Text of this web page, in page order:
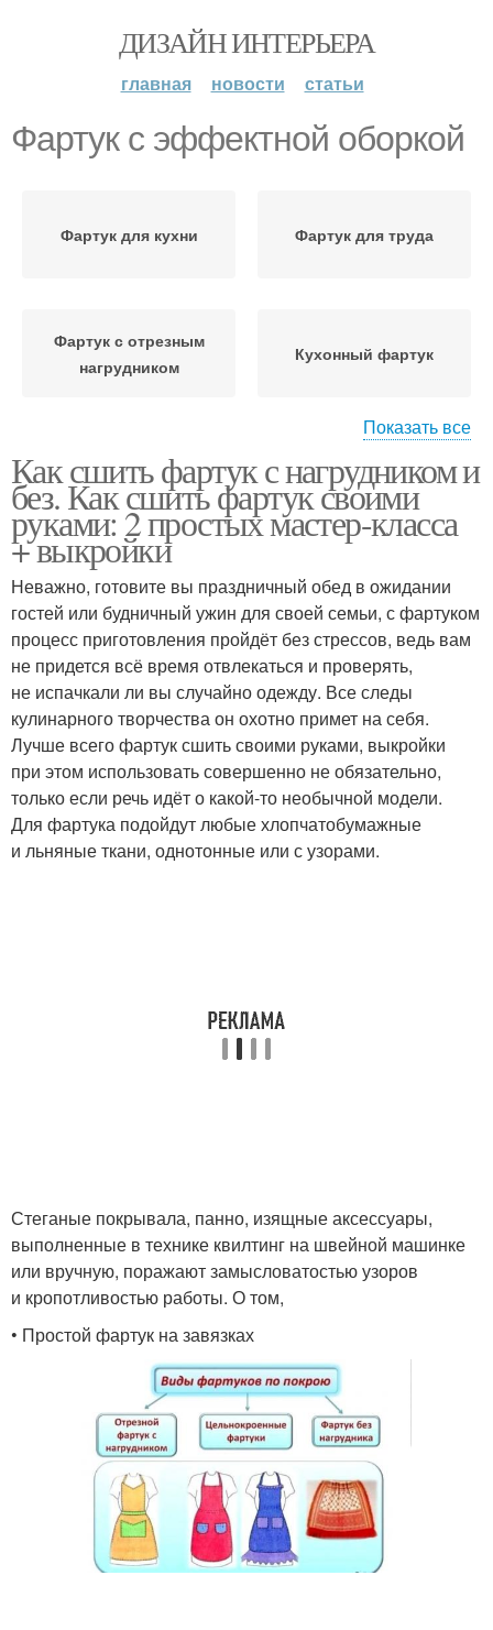
ДИЗАЙН ИНТЕРЬЕРА
главная новости статьи
Фартук с эффектной оборкой
Фартук для кухни Фартук для труда
Фартук с отрезным
нагрудником
Кухонный фартук
Фартук с нагрудником Фартук для взрослого
Материал для фартука Детский фартук
Фартук с рюшами Японский фартук
Цельнокроеный фартук Фартук из бурды
Показать все
Как сшить фартук с нагрудником и
без. Как сшить фартук своими
руками: 2 простых мастер-класса
+ выкройки
Неважно, готовите вы праздничный обед в ожидании
гостей или будничный ужин для своей семьи, с фартуком
процесс приготовления пройдёт без стрессов, ведь вам
не придется всё время отвлекаться и проверять,
не испачкали ли вы случайно одежду. Все следы
кулинарного творчества он охотно примет на себя.
Лучше всего фартук сшить своими руками, выкройки
при этом использовать совершенно не обязательно,
только если речь идёт о какой-то необычной модели.
Для фартука подойдут любые хлопчатобумажные
и льняные ткани, однотонные или с узорами.
Стеганые покрывала, панно, изящные аксессуары,
выполненные в технике квилтинг на швейной машинке
или вручную, поражают замысловатостью узоров
и кропотливостью работы. О том,
• Простой фартук на завязках